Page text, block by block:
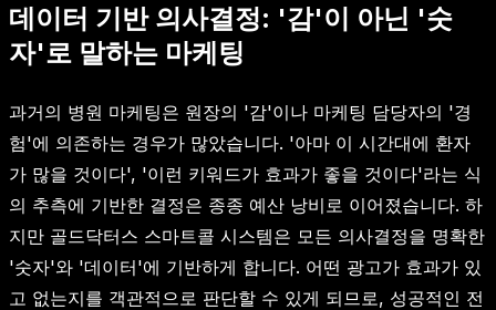
데이터 기반 의사결정: '감'이 아닌 '숫
자'로 말하는 마케팅
과거의 병원 마케팅은 원장의 '감'이나 마케팅 담당자의 '경
험'에 의존하는 경우가 많았습니다. '아마 이 시간대에 환자
가 많을 것이다', '이런 키워드가 효과가 좋을 것이다'라는 식
의 추측에 기반한 결정은 종종 예산 낭비로 이어졌습니다. 하
지만 골드닥터스 스마트콜 시스템은 모든 의사결정을 명확한
'숫자'와 '데이터'에 기반하게 합니다. 어떤 광고가 효과가 있
고 없는지를 객관적으로 판단할 수 있게 되므로, 성공적인 전